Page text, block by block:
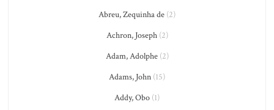
Abreu, Zequinha de (2)
Achron, Joseph(2)
Adam, Adolphe(2)
Adams, John (15)
Addy, Obo (1)